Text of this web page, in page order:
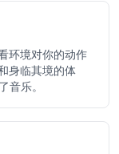
环境对你的动作
身临其境的体
音乐。